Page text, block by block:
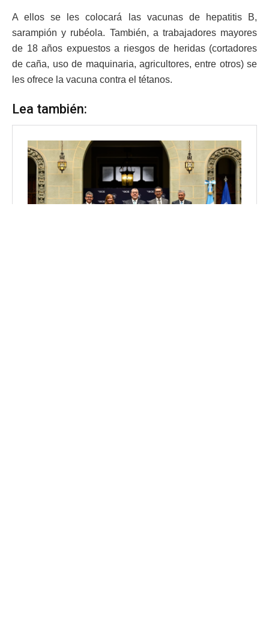
A ellos se les colocará las vacunas de hepatitis B,
sarampión y rubéola. También, a trabajadores mayores
de 18 años expuestos a riesgos de heridas (cortadores
de caña, uso de maquinaria, agricultores, entre otros) se
les ofrece la vacuna contra el tétanos.
Lea también: